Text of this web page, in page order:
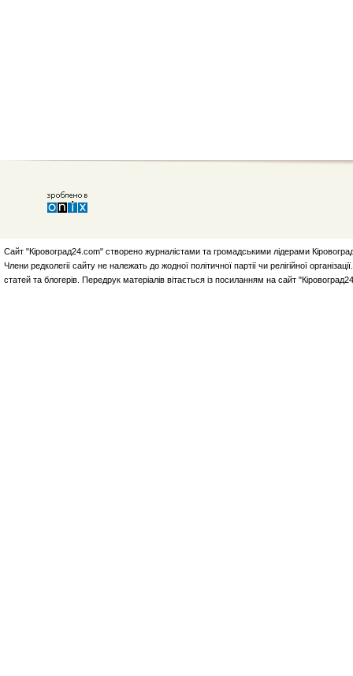
Сайт "Кіровоград24.com" створено журналістами та громадськими лідерами
Члени редколегії сайту не належать до жодної політичної партії чи релігійної
статей та блогерів. Передрук матеріалів вітається із посиланням на сайт